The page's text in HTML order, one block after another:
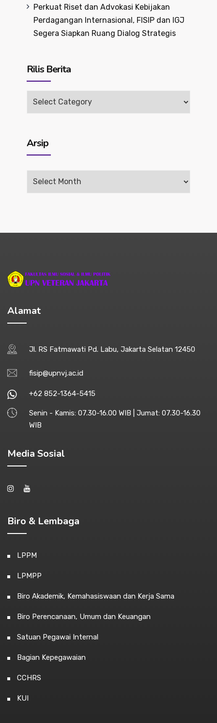
Perkuat Riset dan Advokasi Kebijakan
Perdagangan Internasional, FISIP dan IGJ
Segera Siapkan Ruang Dialog Strategis
Rilis Berita
Rilis
Arsip
Arsip
Alamat
Jl. RS Fatmawati Pd. Labu, Jakarta Selatan 12450
fisip@upnvj.ac.id
+62 852-1364-5415
Senin - Kamis: 07.30-16.00 WIB | Jumat: 07.30-16.30
WIB
Media Sosial
Biro & Lembaga
LPPM
LPMPP
Biro Akademik, Kemahasiswaan dan Kerja Sama
Biro Perencanaan, Umum dan Keuangan
Satuan Pegawai Internal
Bagian Kepegawaian
CCHRS
KUI